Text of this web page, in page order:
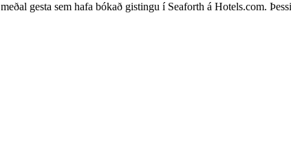
gesta sem hafa bókað gistingu í Seaforth á Hotels.com.